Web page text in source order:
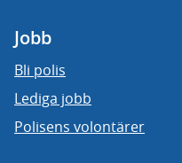
Jobb
Bli polis
Lediga jobb
Polisens volontärer